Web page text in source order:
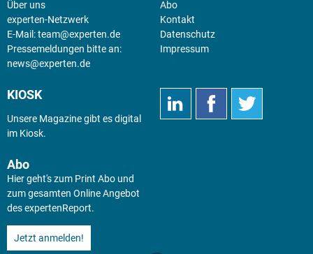
Über uns
experten-Netzwerk
E-Mail:team@experten.de
Pressemeldungen bitte an:
news@experten.de
Abo
Kontakt
Datenschutz
Impressum
KIOSK
Unsere Magazine gibt es digital
im Kiosk.
Abo
Hier geht's zum Print Abo und
zum gesamten Online Angebot
des expertenReport.
Jetzt anmelden!